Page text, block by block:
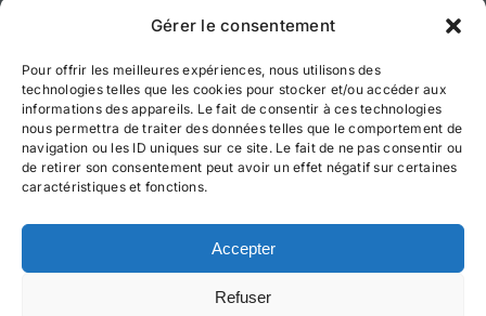
Gérer le consentement
Pour offrir les meilleures expériences, nous utilisons des
technologies telles que les cookies pour stocker et/ou accéder aux
informations des appareils. Le fait de consentir à ces technologies
nous permettra de traiter des données telles que le comportement de
navigation ou les ID uniques sur ce site. Le fait de ne pas consentir ou
de retirer son consentement peut avoir un effet négatif sur certaines
caractéristiques et fonctions.
Accepter
Refuser
Dirigeants
À propos
© 2012 - 2026 •Avada Website Builderby
• All Rights Reserved • Powered by